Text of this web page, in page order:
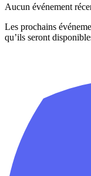
Aucun événement
Les prochains
qu’ils seront